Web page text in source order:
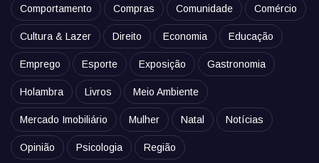
Comportamento Compras Comunidade Comércio
Cultura & Lazer Direito Economia Educação
Emprego Esporte Exposição Gastronomia
Holambra Livros Meio Ambiente
Mercado Imobiliário Mulher Natal Notícias
Opinião Psicologia Região